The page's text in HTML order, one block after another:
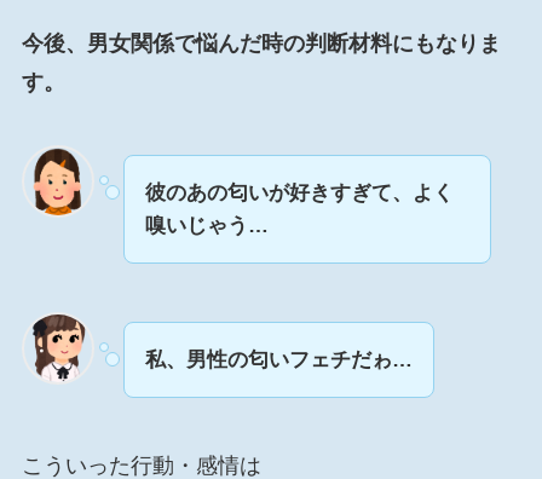
今後、男女関係で悩んだ時の判断材料にもなりま
す。
彼のあの匂いが好きすぎて、よく
嗅いじゃう…
私、男性の匂いフェチだゎ…
こういった行動・感情は